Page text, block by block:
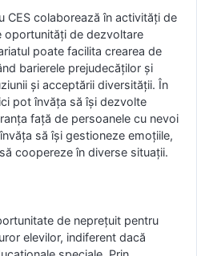
CES colaborează în activități de
oportunități de dezvoltare
poate facilita crearea de
barierele prejudecăților și
și acceptării diversității. În
pot învăța să își dezvolte
față de persoanele cu nevoi
să își gestioneze emoțiile,
coopereze în diverse situații.
de neprețuit pentru
elevilor, indiferent dacă